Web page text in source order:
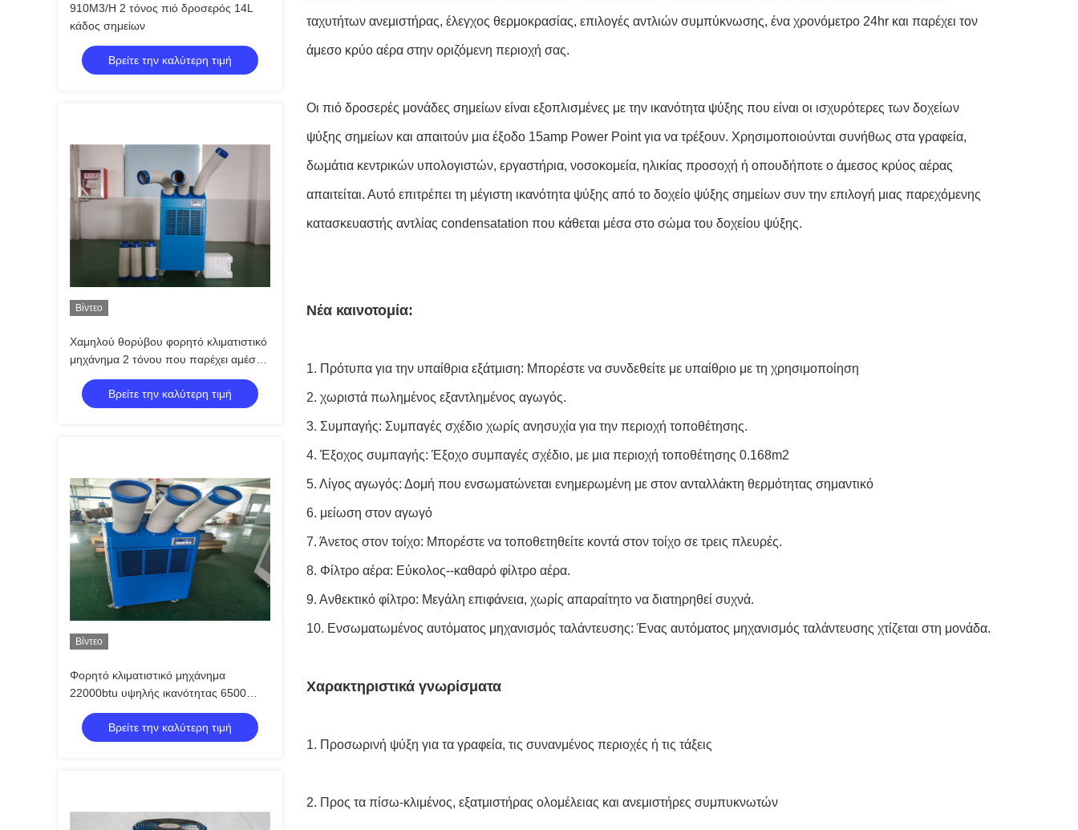
910M3/H 2 τόνος πιό δροσερός 14L
κάδος σημείων
Βρείτε την καλύτερη τιμή
Βίντεο
Χαμηλού θορύβου φορητό κλιματιστικό
μηχάνημα 2 τόνου που παρέχει αμέσως
το δροσερό αέρα Eco φιλικό
Βρείτε την καλύτερη τιμή
Βίντεο
Φορητό κλιματιστικό μηχάνημα
22000btu υψηλής ικανότητας 6500
Watt για βιομηχανικό
Βρείτε την καλύτερη τιμή
ταχυτήτων ανεμιστήρας, έλεγχος θερμοκρασίας, επιλογές αντλιών συμπύκνωσης, ένα χρονόμετρο 24hr και παρέχει τον
άμεσο κρύο αέρα στην οριζόμενη περιοχή σας.
Οι πιό δροσερές μονάδες σημείων είναι εξοπλισμένες με την ικανότητα ψύξης που είναι οι ισχυρότερες των δοχείων
ψύξης σημείων και απαιτούν μια έξοδο 15amp Power Point για να τρέξουν. Χρησιμοποιούνται συνήθως στα γραφεία,
δωμάτια κεντρικών υπολογιστών, εργαστήρια, νοσοκομεία, ηλικίας προσοχή ή οπουδήποτε ο άμεσος κρύος αέρας
απαιτείται. Αυτό επιτρέπει τη μέγιστη ικανότητα ψύξης από το δοχείο ψύξης σημείων συν την επιλογή μιας παρεχόμενης
κατασκευαστής αντλίας condensatation που κάθεται μέσα στο σώμα του δοχείου ψύξης.
Νέα καινοτομία:
1. Πρότυπα για την υπαίθρια εξάτμιση: Μπορέστε να συνδεθείτε με υπαίθριο με τη χρησιμοποίηση
2. χωριστά πωλημένος εξαντλημένος αγωγός.
3. Συμπαγής: Συμπαγές σχέδιο χωρίς ανησυχία για την περιοχή τοποθέτησης.
4. Έξοχος συμπαγής: Έξοχο συμπαγές σχέδιο, με μια περιοχή τοποθέτησης 0.168m2
5. Λίγος αγωγός: Δομή που ενσωματώνεται ενημερωμένη με στον ανταλλάκτη θερμότητας σημαντικό
6. μείωση στον αγωγό
7. Άνετος στον τοίχο: Μπορέστε να τοποθετηθείτε κοντά στον τοίχο σε τρεις πλευρές.
8. Φίλτρο αέρα: Εύκολος--καθαρό φίλτρο αέρα.
9. Ανθεκτικό φίλτρο: Μεγάλη επιφάνεια, χωρίς απαραίτητο να διατηρηθεί συχνά.
10. Ενσωματωμένος αυτόματος μηχανισμός ταλάντευσης: Ένας αυτόματος μηχανισμός ταλάντευσης χτίζεται στη μονάδα.
Χαρακτηριστικά γνωρίσματα
1. Προσωρινή ψύξη για τα γραφεία, τις συνανμένος περιοχές ή τις τάξεις
2. Προς τα πίσω-κλιμένος, εξατμιστήρας ολομέλειας και ανεμιστήρες συμπυκνωτών